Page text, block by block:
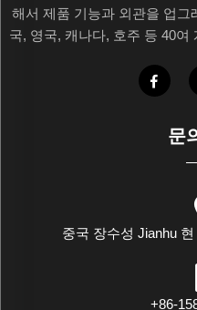
해서 제품 기능과 외관을 업그
국, 영국, 캐나다, 호주 등 40
문
중국 장수성 Jianhu
+86-